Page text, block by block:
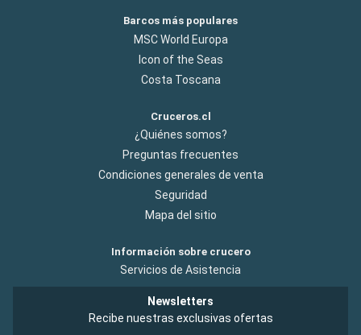
Barcos más populares
MSC World Europa
Icon of the Seas
Costa Toscana
Cruceros.cl
¿Quiénes somos?
Preguntas frecuentes
Condiciones generales de venta
Seguridad
Mapa del sitio
Información sobre crucero
Servicios de Asistencia
Newsletters
Recibe nuestras exclusivas ofertas